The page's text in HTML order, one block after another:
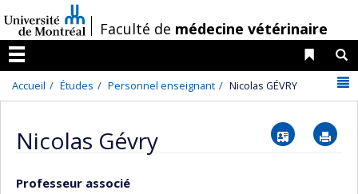
au
contenu
/Faculté de médecine vétérinaire
Menu
Liens
Accueil Études Personnel enseignant Nicolas GÉVRY
Nicolas Gévry Vcard
Professeur associé